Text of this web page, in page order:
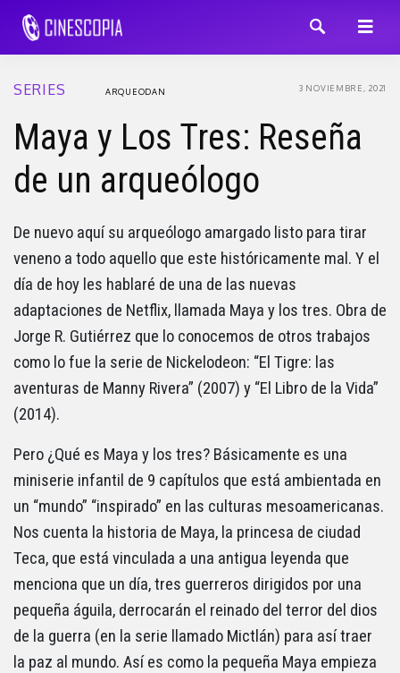
SERIES 3 NOVIEMBRE, 2021
ARQUEODAN
Maya y Los Tres: Reseña
de un arqueólogo
De nuevo aquí su arqueólogo amargado listo para tirar
veneno a todo aquello que este históricamente mal. Y el
día de hoy les hablaré de una de las nuevas
adaptaciones de Netflix, llamada Maya y los tres. Obra de
Jorge R. Gutiérrez que lo conocemos de otros trabajos
como lo fue la serie de Nickelodeon: “El Tigre: las
aventuras de Manny Rivera” (2007) y “El Libro de la Vida”
(2014).
Pero ¿Qué es Maya y los tres? Básicamente es una
miniserie infantil de 9 capítulos que está ambientada en
un “mundo” “inspirado” en las culturas mesoamericanas.
Nos cuenta la historia de Maya, la princesa de ciudad
Teca, que está vinculada a una antigua leyenda que
menciona que un día, tres guerreros dirigidos por una
pequeña águila, derrocarán el reinado del terror del dios
de la guerra (en la serie llamado Mictlán) para así traer
la paz al mundo. Así es como la pequeña Maya empieza